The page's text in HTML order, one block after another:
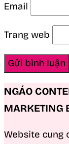
Email
Trang web
NGÁO
MARKETING
Website cung